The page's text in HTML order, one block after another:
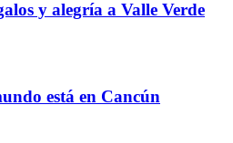
y alegría a Valle Verde
está en Cancún